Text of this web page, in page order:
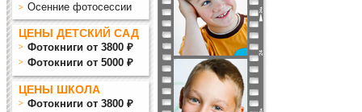
Осенние фотосессии
ЦЕНЫ ДЕТСКИЙ САД
Фотокниги от 3800 ₽
Фотокниги от 5000 ₽
ЦЕНЫ ШКОЛА
Фотокниги от 3800 ₽